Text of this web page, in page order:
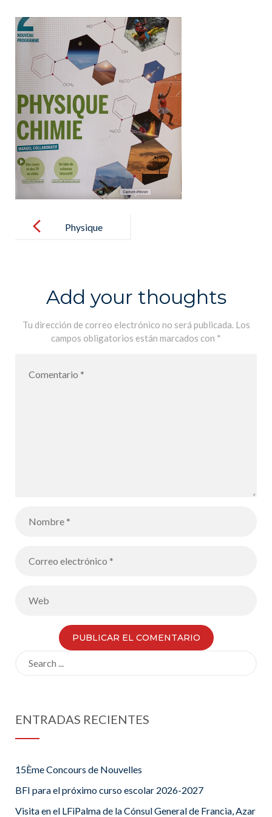
navigation
Physique
Add your thoughts
Tu dirección de correo electrónico no será publicada. Los
campos obligatorios están marcados con *
ENTRADAS RECIENTES
15Ème Concours de Nouvelles
BFI para el próximo curso escolar 2026-2027
Visita en el LFiPalma de la Cónsul General de Francia, Azar